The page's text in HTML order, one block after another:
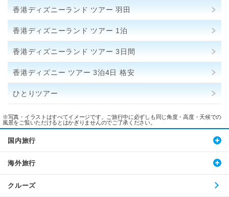
香港ディズニーランド ツアー 羽田
香港ディズニーランド ツアー 1泊
香港ディズニーランド ツアー 3日間
香港ディズニー ツアー 3泊4日 格安
ひとりツアー
※写真・イラストはすべてイメージです。ご旅行中に必ずしも同じ角度・高度・天候での
風景をご覧いただけるとはかぎりませんのでご了承ください。
国内旅行
海外旅行
クルーズ